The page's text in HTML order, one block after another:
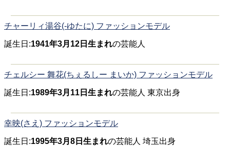
チャーリィ湯谷(-ゆたに) ファッションモデル
誕生日:1941年3月12日生まれの芸能人
チェルシー 舞花(ちぇるしー まいか) ファッションモデル
誕生日:1989年3月11日生まれの芸能人 東京出身
幸映(さえ) ファッションモデル
誕生日:1995年3月8日生まれの芸能人 埼玉出身